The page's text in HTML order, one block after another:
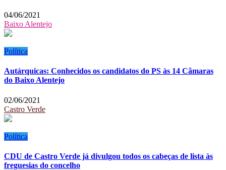
04/06/2021
Baixo Alentejo
Política
Autárquicas: Conhecidos os candidatos do PS às 14 Câmaras
do Baixo Alentejo
02/06/2021
Castro Verde
Política
CDU de Castro Verde já divulgou todos os cabeças de lista às
freguesias do concelho